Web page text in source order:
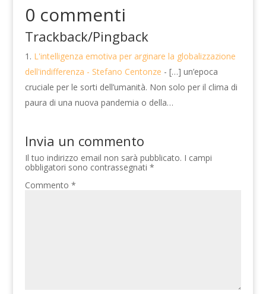
0 commenti
Trackback/Pingback
L'intelligenza emotiva per arginare la globalizzazione
dell'indifferenza - Stefano Centonze - […] un’epoca
cruciale per le sorti dell’umanità. Non solo per il clima di
paura di una nuova pandemia o della…
Invia un commento
Il tuo indirizzo email non sarà pubblicato. I campi
obbligatori sono contrassegnati*
Commento*